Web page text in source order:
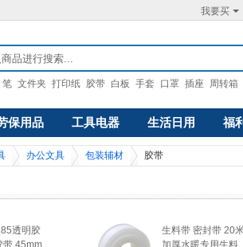
我要买
笔 文件夹 打印纸 胶带 白板 手套 口罩 插座 周转箱
保用品 工具电器 生活日用 福
办公文具 包装辅材 胶带
透明胶
带 45mm
生料带 密封带 20
加厚水暖专用生料